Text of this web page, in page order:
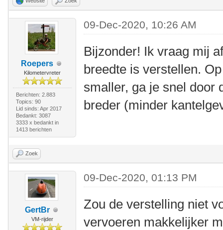
Roepers
Kilometervreter
Berichten: 2.883
Topics: 90
Lid sinds: Apr 2017
Bedankt: 3087
3333 x bedankt in
1413 berichten
09-Dec-2020, 10:26 AM
Bijzonder! Ik vraag mij
breedte is verstellen.
smaller, ga je snel door
breder (minder
Zoek
GertBr
VM-rijder
09-Dec-2020, 01:13 PM
Zou de verstelling niet
vervoeren makkelijker